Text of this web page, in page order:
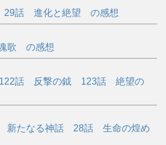
29話 進化と絶望 の感想
歌 の感想
122話 反撃の鉞 123話 絶望の
新たなる神話 28話 生命の煌め